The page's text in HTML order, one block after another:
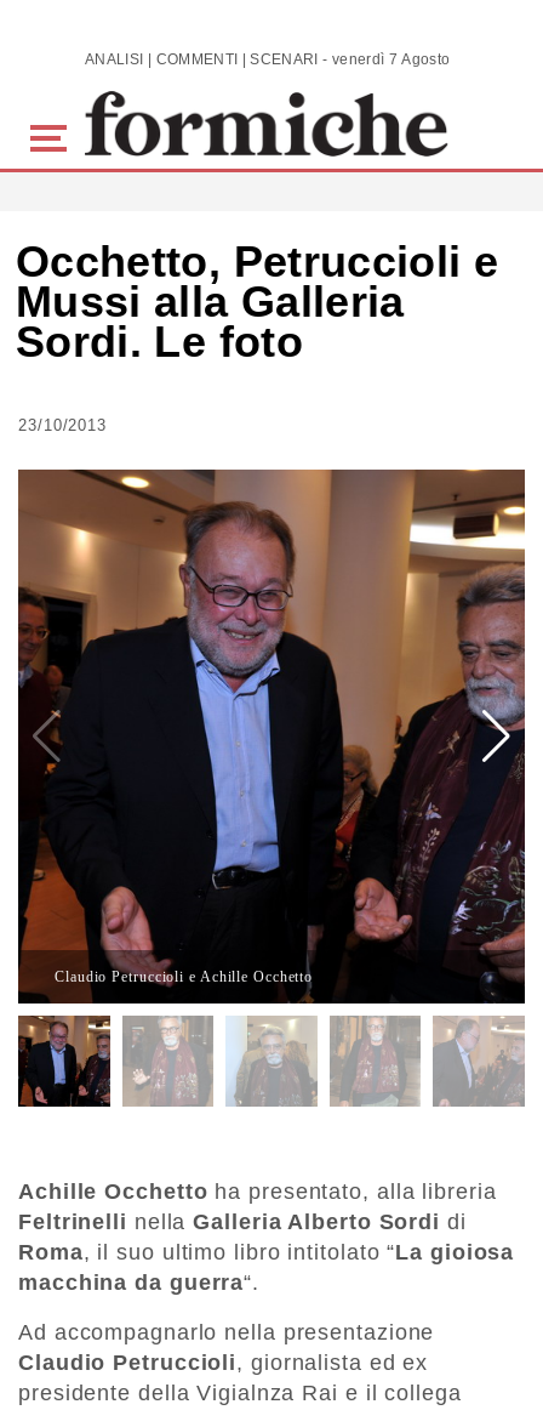
Skip to main content ANALISI | COMMENTI | SCENARI - venerdì 7 Agosto 2026
Occhetto, Petruccioli e
Mussi alla Galleria
Sordi. Le foto
23/10/2013
Claudio Petruccioli e Achille Occhetto
Achille Occhetto ha presentato, alla libreria
Feltrinelli nellaGalleria Alberto Sordi di
Roma, il suo ultimo libro intitolato “La gioiosa
macchina da guerra“.
Ad accompagnarlo nella presentazione
Claudio Petruccioli, giornalista ed ex
presidente della Vigialnza Rai e il collega